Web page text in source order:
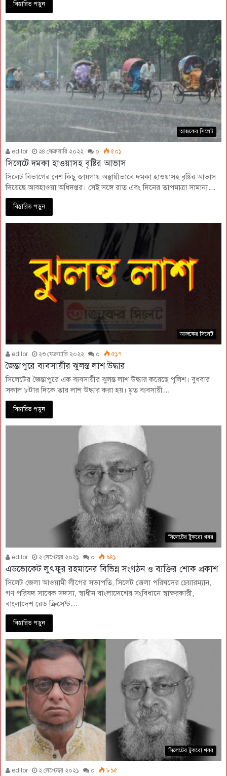
বিস্তারিত পড়ুন
আজকের সিলেট
editor ২৪ ফেব্রুয়ারি ২০২২ ০ ৫০১
সিলেটে দমকা হাওয়াসহ বৃষ্টির আভাস
সিলেট বিভাগের বেশ কিছু জায়গায় অস্থায়ীভাবে দমকা হাওয়াসহ বৃষ্টির আভাস
দিয়েছে আবহাওয়া অধিদপ্তর। সেই সঙ্গে রাত এবং দিনের তাপমাত্রা সামান্য…
বিস্তারিত পড়ুন
আজকের সিলেট
editor ২৩ ফেব্রুয়ারি ২০২২ ০ ৫১৭
জৈন্তাপুরে ব্যবসায়ীর ঝুলন্ত লাশ উদ্ধার
সিলেটের জৈন্তাপুরে এক ব্যবসায়ীর ঝুলন্ত লাশ উদ্ধার করেছে পুলিশ। বুধবার
সকাল ৮টার দিকে তার লাশ উদ্ধার করা হয়। মৃত ব্যবসায়ী…
বিস্তারিত পড়ুন
সিলেটের টুকরো খবর
editor ২ সেপ্টেম্বর ২০২১ ০ ৯৪১
এডভোকেট লুৎফুর রহমানের বিভিন্ন সংগঠন ও ব্যক্তির শোক প্রকাশ
সিলেট জেলা আওয়ামী লীগের সভাপতি, সিলেট জেলা পরিষদের চেয়ারম্যান,
গণ পরিষদ সাবেক সদস্য, স্বাধীন বাংলাদেশের সংবিধানে স্বাক্ষরকারী,
বাংলাদেশ রেড ক্রিসেন্ট…
বিস্তারিত পড়ুন
সিলেটের টুকরো খবর
editor ২ সেপ্টেম্বর ২০২১ ০ ৮৯৫